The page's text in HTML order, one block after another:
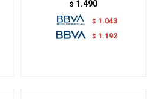
$ 1.490
$ 1.043
$ 1.192